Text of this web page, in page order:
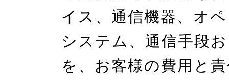
イス、通信機器、オ
システム、通信手段
を、お客様の費用と